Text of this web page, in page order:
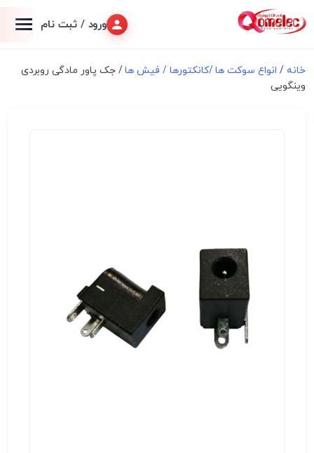
ورود / ثبت نام
خانه / انواع سوكت ها /کانکتورها / فیش ها/ جک پاور مادگی روبردی
وینگویی